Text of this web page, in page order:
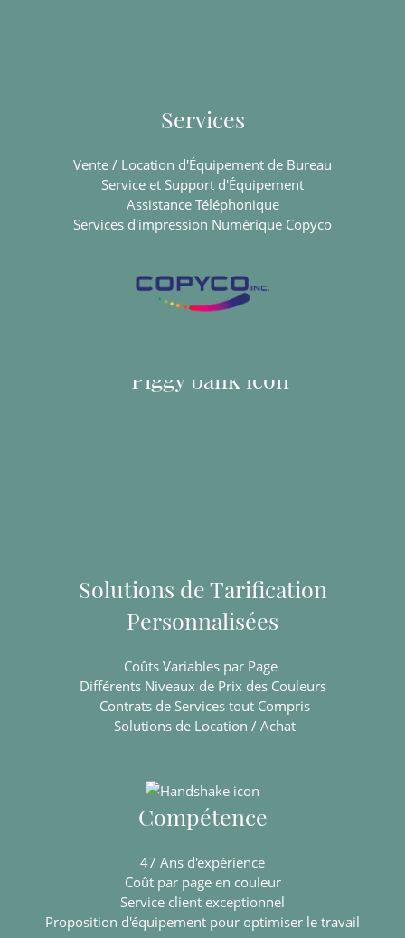
Services
Vente / Location d'Équipement de Bureau
Service et Support d'Équipement
Assistance Téléphonique
Services d'impression Numérique Copyco
Solutions de Tarification
Personnalisées
Coûts Variables par Page
Différents Niveaux de Prix des Couleurs
Contrats de Services tout Compris
Solutions de Location / Achat
Compétence
47 Ans d'expérience
Coût par page en couleur
Service client exceptionnel
Proposition d'équipement pour optimiser le travail